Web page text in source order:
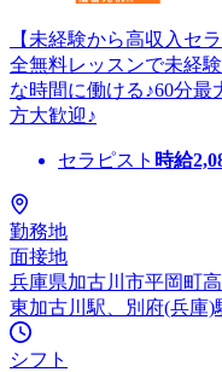
【未経験から高収入セ
全無料レッスンで未経
な時間に働ける♪60分
方大歓迎♪
セラピスト 時給
勤務地
面接地
兵庫県加古川市平岡町高
東加古川駅、別府(兵庫)
シフト